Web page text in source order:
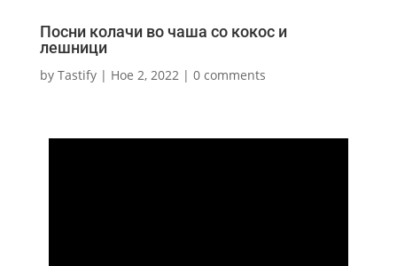
Посни колачи во чаша со кокос и
лешници
by Tastify| Ное 2, 2022| 0 comments